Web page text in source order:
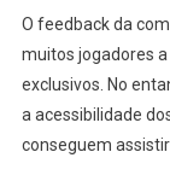
O feedback da
muitos jogadores
exclusivos. No
a acessibilidade
conseguem